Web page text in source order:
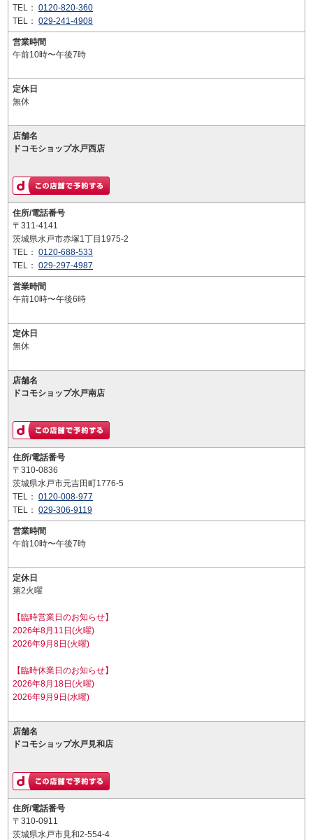
TEL： 0120-820-360
TEL： 029-241-4908
営業時間
午前10時〜午後7時
定休日
無休
店舗名
ドコモショップ水戸西店
住所/電話番号
〒311-4141
茨城県水戸市赤塚1丁目1975-2
TEL： 0120-688-533
TEL： 029-297-4987
営業時間
午前10時〜午後6時
定休日
無休
店舗名
ドコモショップ水戸南店
住所/電話番号
〒310-0836
茨城県水戸市元吉田町1776-5
TEL： 0120-008-977
TEL： 029-306-9119
営業時間
午前10時〜午後7時
定休日
第2火曜
【臨時営業日のお知らせ】
2026年8月11日(火曜)
2026年9月8日(火曜)
【臨時休業日のお知らせ】
2026年8月18日(火曜)
2026年9月9日(水曜)
店舗名
ドコモショップ水戸見和店
住所/電話番号
〒310-0911
茨城県水戸市見和2-554-4